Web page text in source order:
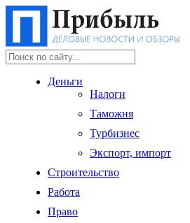
Деньги
Налоги
Таможня
Турбизнес
Экспорт, импорт
Строительство
Работа
Право